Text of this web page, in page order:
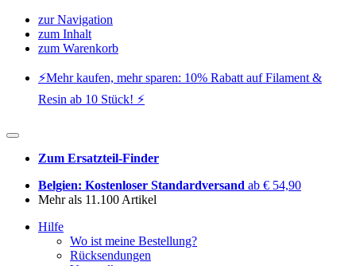
zur Navigation
zum Inhalt
zum Warenkorb
⚡️Mehr kaufen, mehr sparen: 10% Rabatt auf Filament &
Resin ab 10 Stück! ⚡️
Zum Ersatzteil-Finder
Belgien: Kostenloser Standardversand ab € 54,90
Mehr als 11.100 Artikel
Hilfe
Wo ist meine Bestellung?
Rücksendungen